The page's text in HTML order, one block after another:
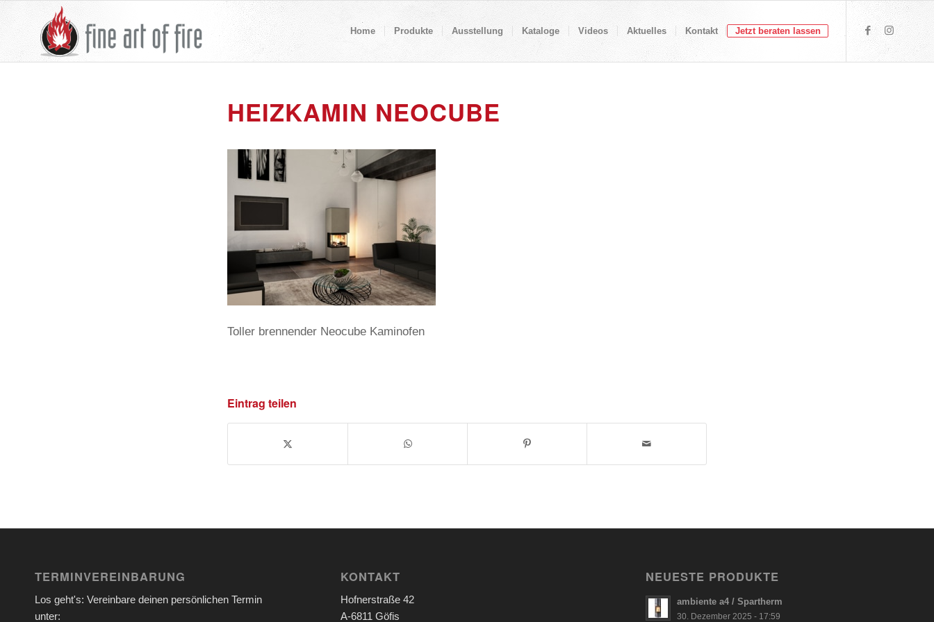
Home Produkte Ausstellung Kataloge Videos Aktuelles Kontakt Jetzt beraten lassen
HEIZKAMIN NEOCUBE
Toller brennender Neocube Kaminofen
Eintrag teilen
TERMINVEREINBARUNG
Los geht's: Vereinbare deinen persönlichen Termin
unter:
KONTAKT
Hofnerstraße 42
A-6811 Göfis
NEUESTE PRODUKTE
ambiente a4 / Spartherm
30. Dezember 2025 - 17:59